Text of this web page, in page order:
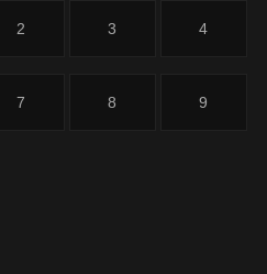
此時鹽谷的嘴唇竟然靠
2 3 4
7 8 9